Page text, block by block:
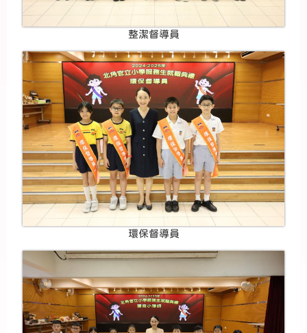
整潔督導員
環保督導員